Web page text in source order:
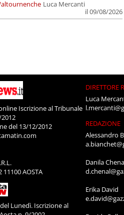
Luca Mercanti
il 09/08/2026
Iscrizione al Tribunale
del 13/12/2012
11100 AOSTA
Lunedì. Iscrizione al
DIRETTORE
Luca
REDAZIONE
Alessandro
Danila
Erika David